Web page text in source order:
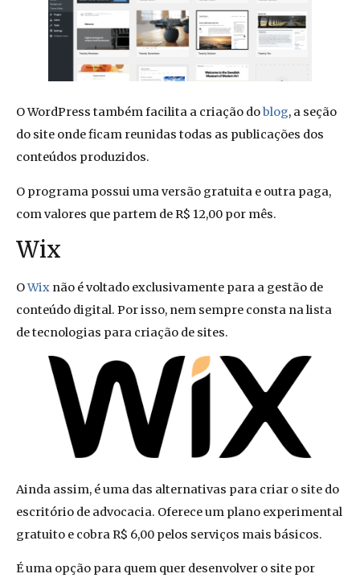
O WordPress também facilita a criação doblog, a seção
do site onde ficam reunidas todas as publicações dos
conteúdos produzidos.
O programa possui uma versão gratuita e outra paga,
com valores que partem de R$ 12,00 por mês.
Wix
OWix não é voltado exclusivamente para a gestão de
conteúdo digital. Por isso, nem sempre consta na lista
de tecnologias para criação de sites.
Ainda assim, é uma das alternativas para criar o site do
escritório de advocacia. Oferece um plano experimental
gratuito e cobra R$ 6,00 pelos serviços mais básicos.
É uma opção para quem quer desenvolver o site por